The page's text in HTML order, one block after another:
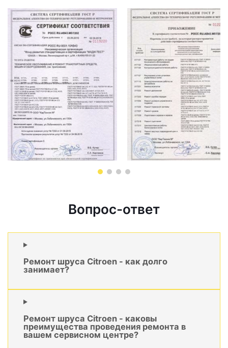
Вопрос-ответ
Ремонт шруса Citroen - как долго
занимает?
Ремонт шруса Citroen - каковы
преимущества проведения ремонта в
вашем сервисном центре?